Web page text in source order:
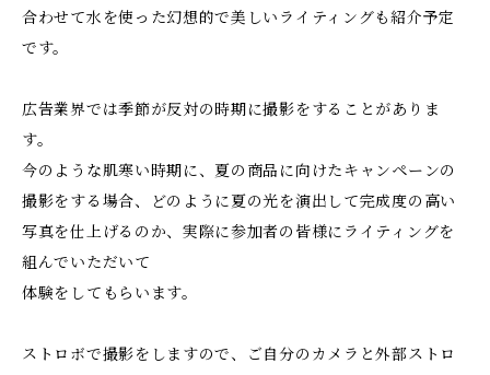
合わせて水を使った幻想的で美しいライティングも紹介予定
です。
広告業界では季節が反対の時期に撮影をすることがありま
す。
今のような肌寒い時期に、夏の商品に向けたキャンペーンの
撮影をする場合、どのように夏の光を演出して完成度の高い
写真を仕上げるのか、実際に参加者の皆様にライティングを
組んでいただいて
体験をしてもらいます。
ストロボで撮影をしますので、ご自分のカメラと外部ストロ